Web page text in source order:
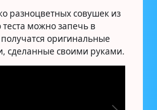
разноцветных совушек из
теста можно запечь в
оригинальные
сделанные своими руками.